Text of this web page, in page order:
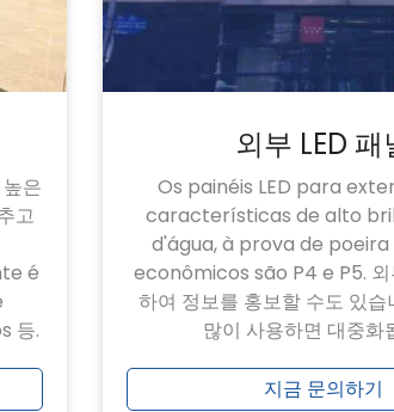
은
고
é
등.
외부 LED 패
Os painéis LED para
características de alto
d'água, à prova de poeira
econômicos são P4 e P5. 외
하여 정보를 홍보할 수도 있습
많이 사용하면 대중화
지금 문의하기